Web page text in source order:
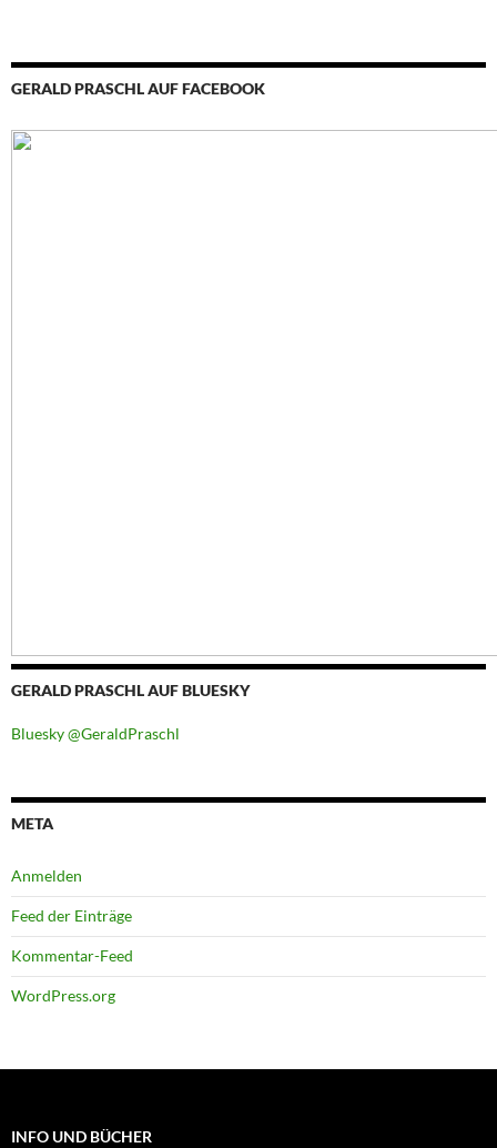
GERALD PRASCHL AUF FACEBOOK
GERALD PRASCHL AUF BLUESKY
Bluesky @GeraldPraschl
META
Anmelden
Feed der Einträge
Kommentar-Feed
WordPress.org
INFO UND BÜCHER